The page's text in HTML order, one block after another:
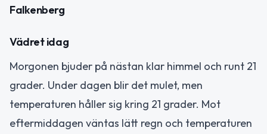
Falkenberg
Vädret idag
Morgonen bjuder på nästan klar himmel och runt 21
grader. Under dagen blir det mulet, men
temperaturen håller sig kring 21 grader. Mot
eftermiddagen väntas lätt regn och temperaturen